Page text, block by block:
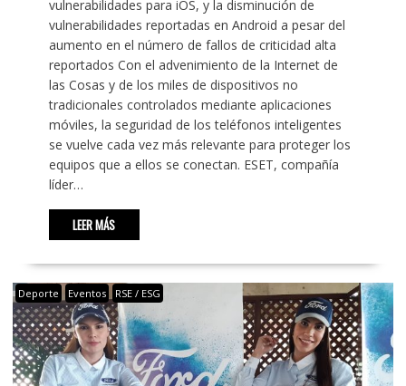
vulnerabilidades para iOS, y la disminución de
vulnerabilidades reportadas en Android a pesar del
aumento en el número de fallos de criticidad alta
reportados Con el advenimiento de la Internet de
las Cosas y de los miles de dispositivos no
tradicionales controlados mediante aplicaciones
móviles, la seguridad de los teléfonos inteligentes
se vuelve cada vez más relevante para proteger los
equipos que a ellos se conectan. ESET, compañía
líder…
LEER MÁS
Deporte Eventos RSE / ESG